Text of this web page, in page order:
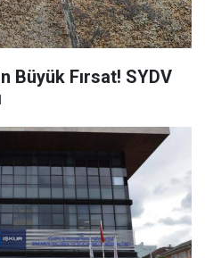
Büyük Fırsat! SYDV